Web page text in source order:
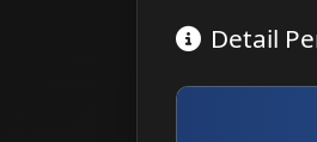
Detail